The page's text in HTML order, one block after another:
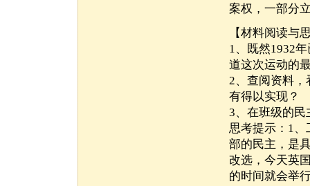
案权，一部分
【材料阅读与
1、既然1932
道这次运动的
2、查阅资料，
有得以实现？
3、在班级的民
思考提示：1、
部的民主，是
改选，今天英
的时间就会举